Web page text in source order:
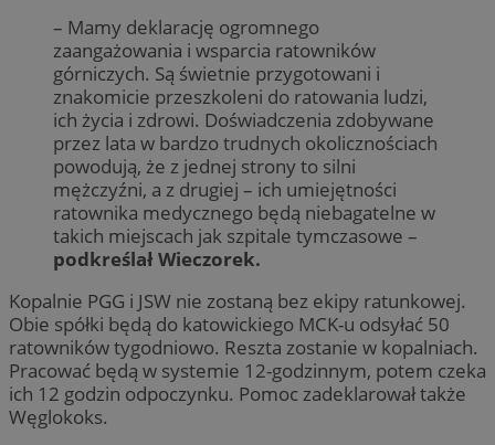
– Mamy deklarację ogromnego
zaangażowania i wsparcia ratowników
górniczych. Są świetnie przygotowani i
znakomicie przeszkoleni do ratowania ludzi,
ich życia i zdrowi. Doświadczenia zdobywane
przez lata w bardzo trudnych okolicznościach
powodują, że z jednej strony to silni
mężczyźni, a z drugiej – ich umiejętności
ratownika medycznego będą niebagatelne w
takich miejscach jak szpitale tymczasowe –
podkreślał Wieczorek.
Kopalnie PGG i JSW nie zostaną bez ekipy ratunkowej.
Obie spółki będą do katowickiego MCK-u odsyłać 50
ratowników tygodniowo. Reszta zostanie w kopalniach.
Pracować będą w systemie 12-godzinnym, potem czeka
ich 12 godzin odpoczynku. Pomoc zadeklarował także
Węglokoks.